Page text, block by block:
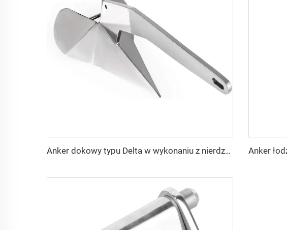
Anker dokowy typu Delta w wykonaniu z nierdzewnej stali 316 klasy morskiej